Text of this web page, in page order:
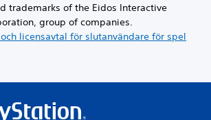
trademarks of the Eidos Interactive
group of companies.
licensavtal för slutanvändare för spel